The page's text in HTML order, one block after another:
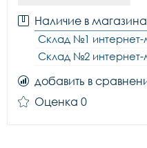
Наличие в
Склад №1 интернет-
Склад №2 интернет-
добавить в
Оценка 0